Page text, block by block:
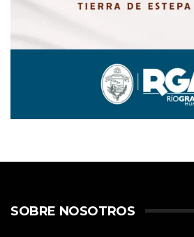
SOBRE NOSOTROS